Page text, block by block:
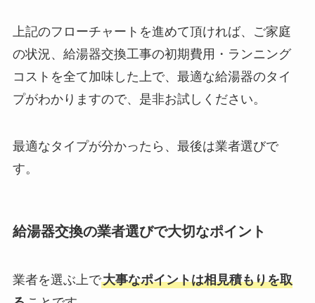
上記のフローチャートを進めて頂ければ、ご家庭
の状況、給湯器交換工事の初期費用・ランニング
コストを全て加味した上で、最適な給湯器のタイ
プがわかりますので、是非お試しください。
最適なタイプが分かったら、最後は業者選びで
す。
給湯器交換の業者選びで大切なポイント
業者を選ぶ上で大事なポイントは相見積もりを取